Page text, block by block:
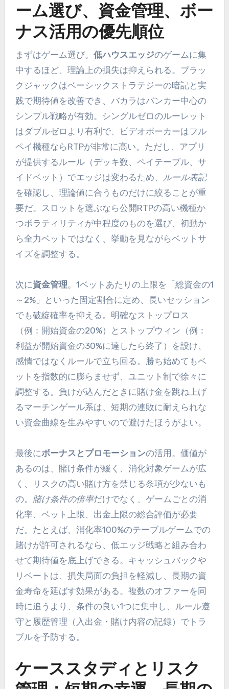
ーム選び、資金管理、ボー
ナス活用の優先順位
まずはゲーム選び。 低ハウスエッジのゲームに集
中するほど、理論上の損失は抑えられる。ブラッ
クジャックはベーシックストラテジーの暗記と実
践で期待値を改善でき、バカラはバンカー中心の
シンプル戦略が有効。シングルゼロのルーレット
はダブルゼロより有利で、ビデオポーカーはフル
ペイ機種ならRTPが非常に高い。ただし、アプリ
が提供するルール（デッキ数、ペイテーブル、サ
イドベット）でエッジは変わるため、
ルール表記
を確認し、理論値に合うものだけに絞ることが重
要だ。スロットを選ぶなら公開RTPの高い機種か
つボラティリティが中程度のものを選び、初動か
ら全力ベットではなく、挙動を見ながらベットサ
イズを調整する。
次に資金管理。1ベットあたりの上限を「総資金の1
～2%」といった固定割合に定め、長いセッション
でも破綻確率を抑える。明確なストップロス
（例：開始資金の20%）とストップウィン（例：
利益が開始資金の30%に達したら終了）を設け、
感情ではなくルールで立ち回る。勝ち始めてもベ
ットを指数的に膨らませず、ユニット制で徐々に
調整する。負けが込んだときに賭け金を跳ね上げ
るマーチンゲール系は、短期の連敗に耐えられな
い資金曲線を生みやすいので避けたほうがよい。
最後にボーナスとプロモーションの活用。価値が
あるのは、賭け条件が緩く、消化対象ゲームが広
く、リスクの高い賭け方を禁じる条項が少ないも
の。 賭け条件の倍率だけでなく、ゲームごとの消
化率、ベット上限、出金上限の総合評価が必要
だ。たとえば、消化率100%のテーブルゲームでの
賭けが許可されるなら、低エッジ戦略と組み合わ
せて期待値を底上げできる。キャッシュバックや
リベートは、損失局面の負担を軽減し、長期の資
金寿命を延ばす効果がある。複数のオファーを同
時に追うより、条件の良い1つに集中し、ルール遵
守と履歴管理（入出金・賭け内容の記録）でトラ
ブルを予防する。
ケーススタディとリスク